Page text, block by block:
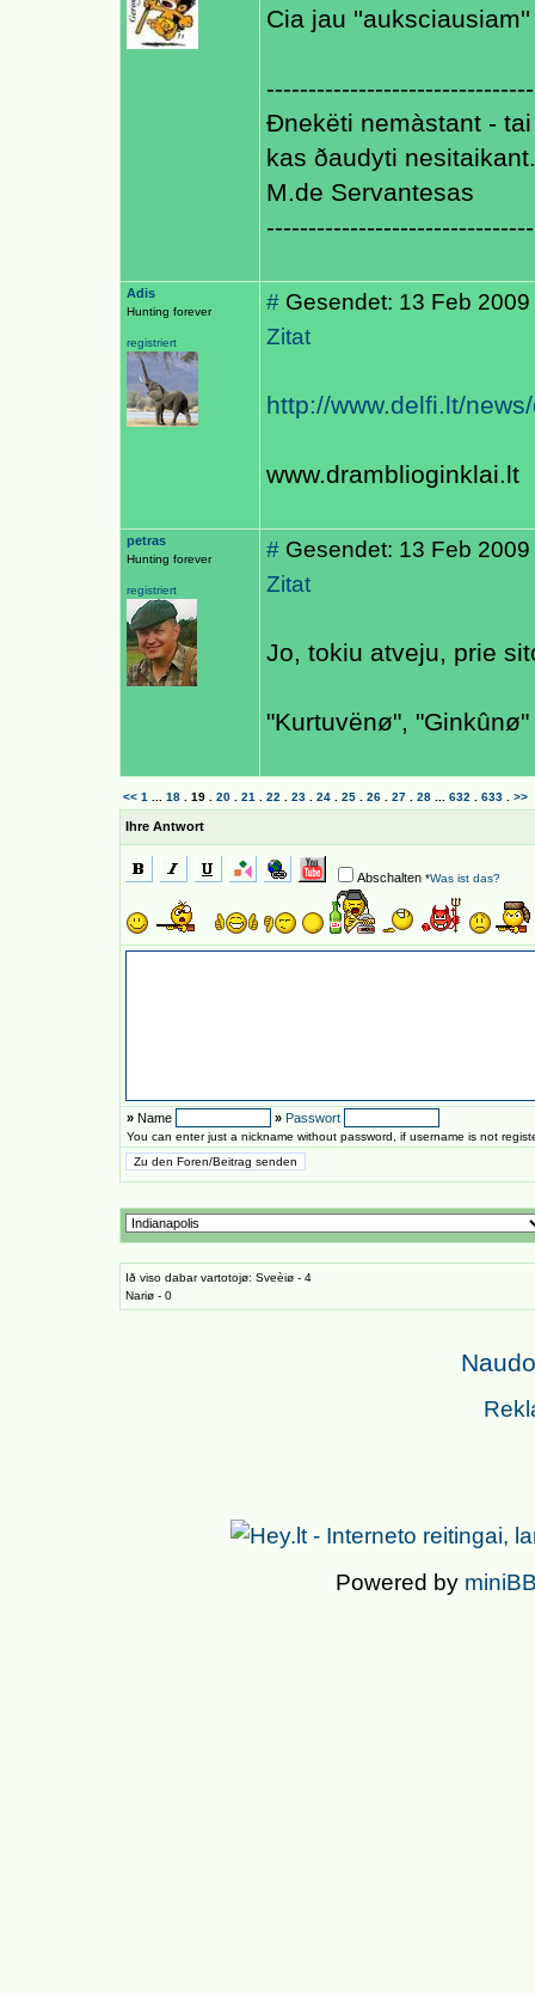
Cia jau
Ðnekëti nemàstant -
kas ðaudyti nesitaikant.
M.de Servantesas
Adis
Hunting forever
registriert
# Gesendet: 13 Feb
Zitat
http://www.delfi.lt/
www.dramblioginklai.lt
petras
Hunting forever
registriert
# Gesendet: 13 Feb
Zitat
Jo, tokiu atveju, prie
"Kurtuvënø",
<< 1 18 19 20 21 22 23 24 25 26 27 28 632 633 >>
Ihre Antwort
Abschalten *Was ist das?
» Name » Passwort
You can enter just a nickname without password, if username is not
Ið viso dabar vartotojø: Sveèiø - 4
Nariø - 0
Powered by